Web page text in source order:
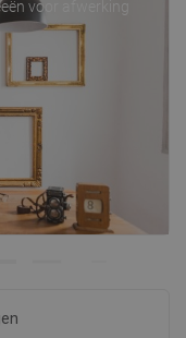
voor afwerking